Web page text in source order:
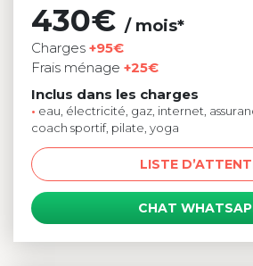
430€ / mois*
Charges +95€
Frais ménage +25€
Inclus dans les charges
• eau, électricité, gaz, internet,
coach sportif, pilate, yoga
LISTE
CHAT